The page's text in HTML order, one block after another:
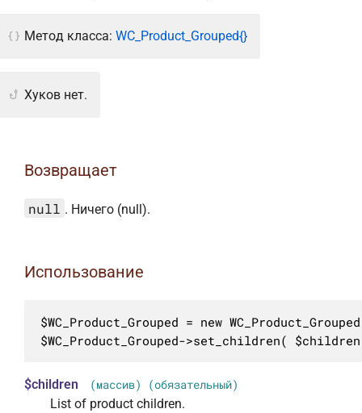
Метод класса: WC_Product_Grouped{}
Хуков нет.
Возвращает
null . Ничего (null).
Использование
$WC_Product_Grouped = new
$WC_Product_Grouped->set_children(
$children (массив) (обязательный)
List of product children.